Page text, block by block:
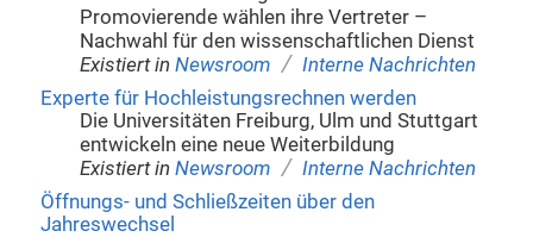
Promovierende wählen ihre Vertreter –
Nachwahl für den wissenschaftlichen Dienst
Existiert in Newsroom / Interne Nachrichten
Experte für Hochleistungsrechnen werden
Die Universitäten Freiburg, Ulm und Stuttgart
entwickeln eine neue Weiterbildung
Existiert in Newsroom / Interne Nachrichten
Öffnungs- und Schließzeiten über den
Jahreswechsel